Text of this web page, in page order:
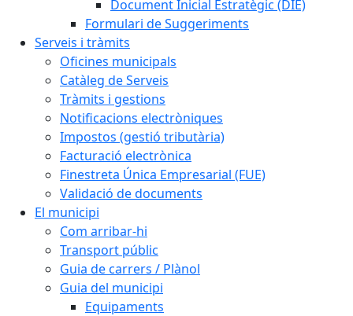
Document Inicial Estratègic (DIE)
Formulari de Suggeriments
Serveis i tràmits
Oficines municipals
Catàleg de Serveis
Tràmits i gestions
Notificacions electròniques
Impostos (gestió tributària)
Facturació electrònica
Finestreta Única Empresarial (FUE)
Validació de documents
El municipi
Com arribar-hi
Transport públic
Guia de carrers / Plànol
Guia del municipi
Equipaments